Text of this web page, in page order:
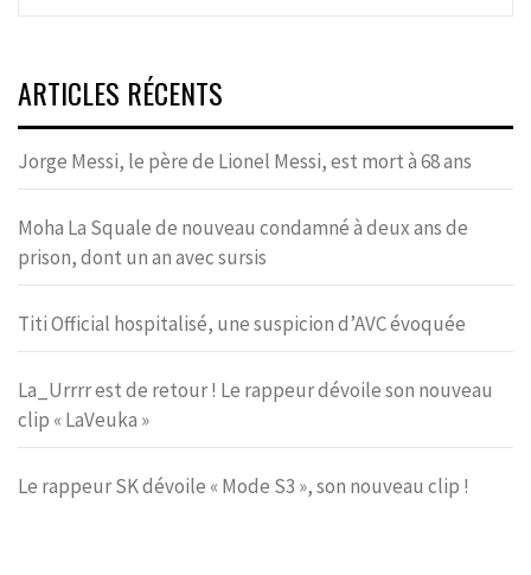
ARTICLES RÉCENTS
Jorge Messi, le père de Lionel Messi, est mort à 68 ans
Moha La Squale de nouveau condamné à deux ans de
prison, dont un an avec sursis
Titi Official hospitalisé, une suspicion d’AVC évoquée
La_Urrrr est de retour ! Le rappeur dévoile son nouveau
clip « LaVeuka »
Le rappeur SK dévoile « Mode S3 », son nouveau clip !